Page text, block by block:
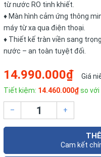
từ nước RO tinh khiết.
♦ Màn hình cảm ứng thông
máy từ xa qua điện thoại.
♦ Thiết kế tràn viền sang
nước – an toàn tuyệt đối.
14.990.000₫ Giá
Tiết kiệm: 14.460.000₫so
– +
Cam kết